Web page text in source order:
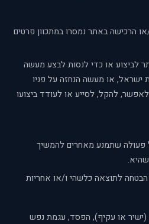
הרכישה באתר נמסרו במתכוון פרטים
לביצוע או כדי לנסות לבצע מעשה
ישראל, או מעשה הנחזה על פניו
להקל, לסייע או לעודד ביצועו
פעולה שתמנע מאחרים להמשיך
הבטחה לתוצאה כלשהי ו/או אחריות
או עקיף), הפסד, עגמת נפש